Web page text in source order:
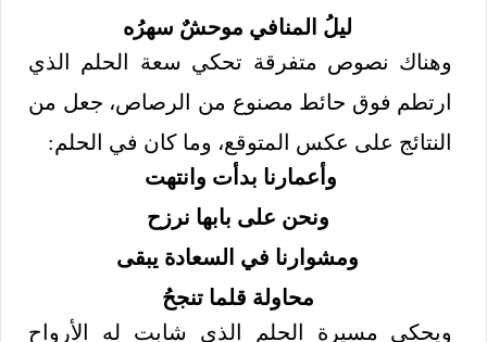
ليلُ المنافي موحشٌ سهرُه
وهناك نصوص متفرقة تحكي سعة الحلم الذي
ارتطم فوق حائط مصنوع من الرصاص، جعل من
النتائج على عكس المتوقع، وما كان في الحلم:
وأعمارنا بدأت وانتهت
ونحن على بابها نرزح
ومشوارنا في السعادة يبقى
محاولة قلما تنجحُ
ويحكي مسيرة الحلم الذي شابت له الأرواح